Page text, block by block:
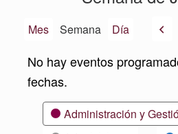
Mes Semana Día
No hay eventos
fechas.
CategoríasAdministración y